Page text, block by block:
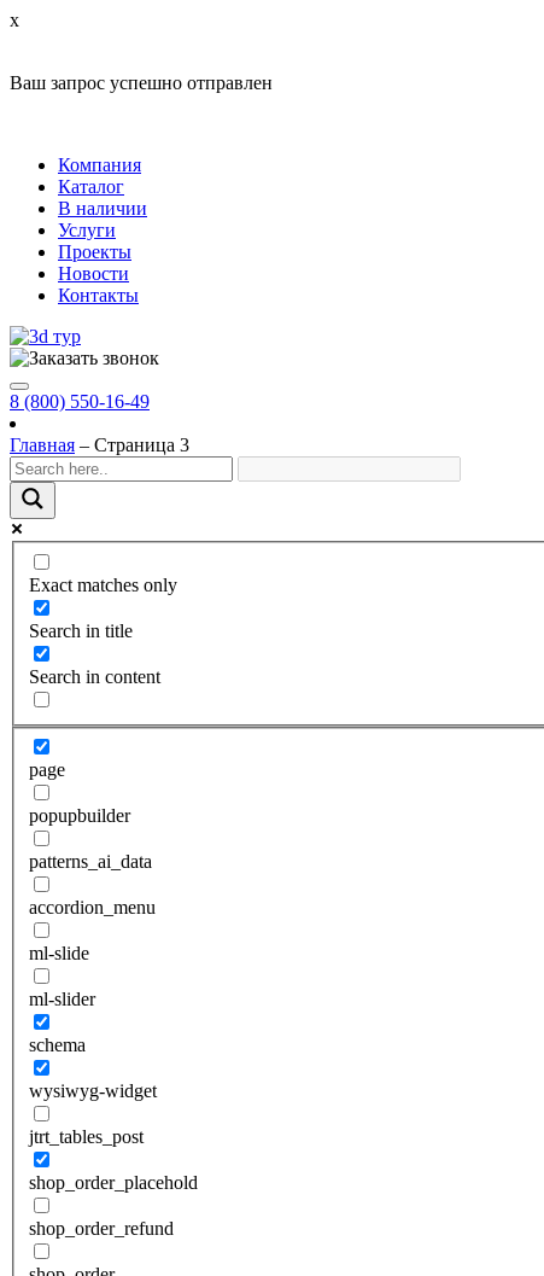
x
Ваш запрос успешно отправлен
Компания
Каталог
В наличии
Услуги
Проекты
Новости
Контакты
8 (800) 550-16-49
Главная – Страница 3
Exact matches only
Search in title
Search in content
page
popupbuilder
patterns_ai_data
accordion_menu
ml-slide
ml-slider
schema
wysiwyg-widget
jtrt_tables_post
shop_order_placehold
shop_order_refund